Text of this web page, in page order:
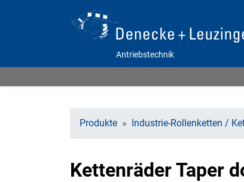
Antriebstechnik
Produkte Industrie-Rollenketten /
Kettenräder Taper